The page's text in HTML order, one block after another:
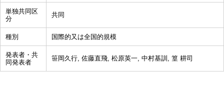
単独共同区
分
共同
種別 国際的又は全国的規模
発表者・共
同発表者
笹岡久行, 佐藤直飛, 松原英一, 中村基訓, 篁 耕司